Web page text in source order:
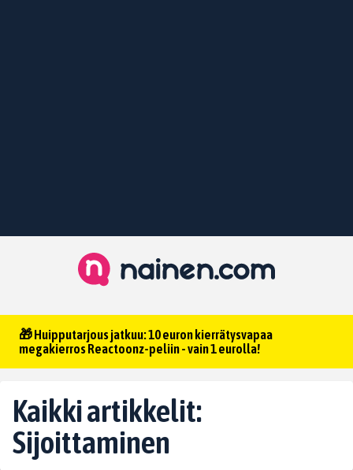
🎁 Huipputarjous jatkuu: 10 euron kierrätysvapaa
megakierros Reactoonz-peliin - vain 1 eurolla!
Kaikki artikkelit:
Sijoittaminen